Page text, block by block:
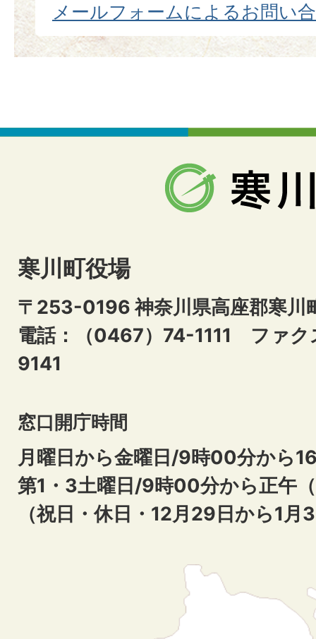
メールフォームによるお問い
寒川町役場
〒253-0196 神奈川県高座郡寒川
電話：（0467）74-1111 ファ
9141
窓口開庁時間
月曜日から金曜日/9時00分から
第1・3土曜日/9時00分から正午
（祝日・休日・12月29日から1月